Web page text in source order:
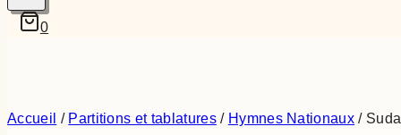
0
Accueil / Partitions et tablatures / Hymnes Nationaux /